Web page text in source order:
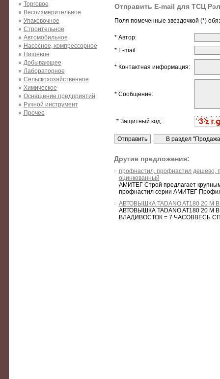
Торговое
Весоизмерительное
Упаковочное
Строительное
Автомобильное
Насосное, компрессорное
Пищевое
Добывающее
Лабораторное
Сельскохозяйственное
Химическое
Оснащение предприятий
Ручной инструмент
Прочее
Отправить E-mail для ТСЦ
Поля помеченные звездочкой (*)
* Автор:
* E-mail:
* Контактная информация:
* Сообщение:
* Защитный код:
Другие предложения:
профнастил, профнастил дешево,
оцинкованный
АМИТЕГ Строй предлагает
профнастил серии АМИТЕГ
АВТОВЫШКА TADANO AT180 20
АВТОВЫШКА TADANO AT180 20
ВЛАДИВОСТОК = 7 ЧАСОВВЕСЬ